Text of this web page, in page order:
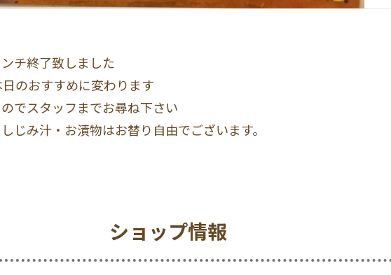
チ終了致しました
のおすすめに変わります
でスタッフまでお尋ね下さい
じみ汁・お漬物はお替り自由でございます。
ショップ情報